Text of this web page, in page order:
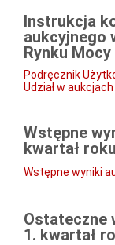
Instrukcja
aukcyjnego
Rynku Mocy
Podręcznik
Udział w
Wstępne
kwartał
Wstępne wyniki
Ostateczne
1. kwartał